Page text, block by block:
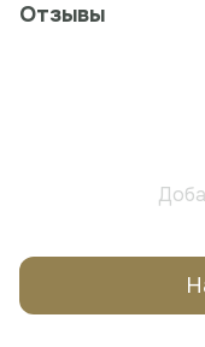
Отзывы